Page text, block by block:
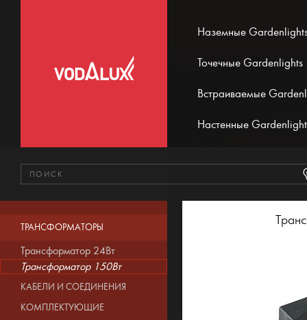
Наземные
Точечные Gardenlights
Встраиваемые
Настенные
ТРАНСФОРМАТОРЫ
Трансформатор 24Вт
Трансформатор 150Вт
КАБЕЛИ И СОЕДИНЕНИЯ
КОМПЛЕКТУЮЩИЕ